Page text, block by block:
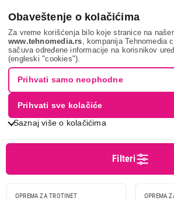
Obaveštenje o kolačićima
Za vreme korišćenja bilo koje stranice na
www.tehnomedia.rs , kompanija Tehnomedia
sačuva određene informacije na korisnikov
(engleski "cookies").
Saznaj više o kolačićima
Prihvati samo neophodne
Prihvati sve kolačiće
Sport i putovanje Oprema za trotinete
Cena od Cena do
OPREMA ZA TROTINETE I
Sortiranje Prikaz
Filteri
OPREMA ZA TROTINET OPREMA